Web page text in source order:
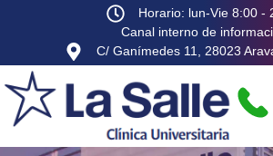
Horario: lun-Vie 8:00 -
Canal interno de
C/ Ganímedes 11, 28023